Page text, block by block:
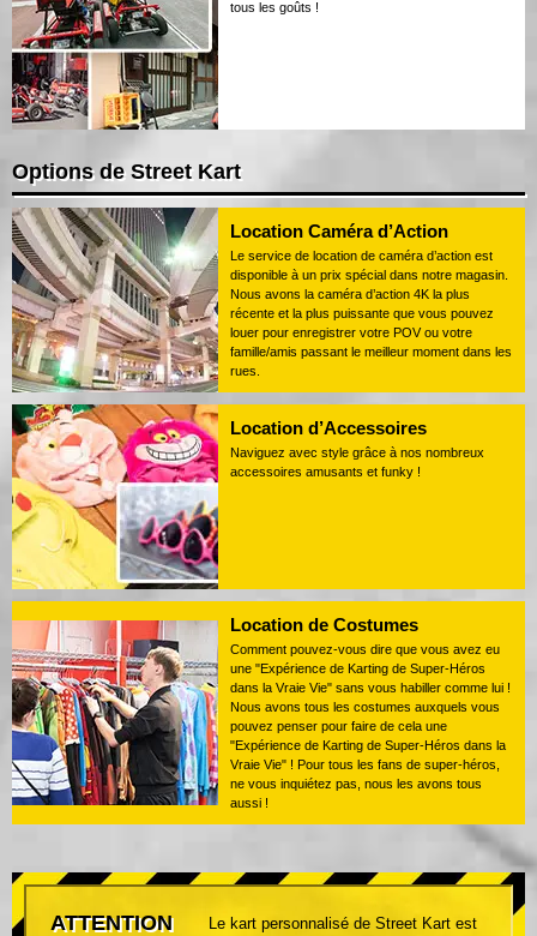
tous les goûts !
Options de Street Kart
Location Caméra d’Action
Le service de location de caméra d’action est
disponible à un prix spécial dans notre magasin.
Nous avons la caméra d’action 4K la plus
récente et la plus puissante que vous pouvez
louer pour enregistrer votre POV ou votre
famille/amis passant le meilleur moment dans les
rues.
Location d’Accessoires
Naviguez avec style grâce à nos nombreux
accessoires amusants et funky !
Location de Costumes
Comment pouvez-vous dire que vous avez eu
une "Expérience de Karting de Super-Héros
dans la Vraie Vie" sans vous habiller comme lui !
Nous avons tous les costumes auxquels vous
pouvez penser pour faire de cela une
"Expérience de Karting de Super-Héros dans la
Vraie Vie" ! Pour tous les fans de super-héros,
ne vous inquiétez pas, nous les avons tous
aussi !
ATTENTION
Le kart personnalisé de Street Kart est